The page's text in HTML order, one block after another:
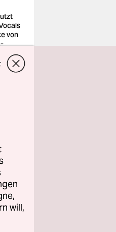
von
will,